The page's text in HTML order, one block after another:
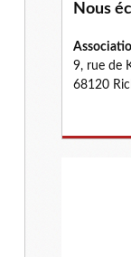
Nous
9, rue de
68120